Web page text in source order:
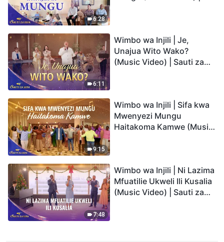
6:28
6:11
Wimbo wa Injili | Je,
Unajua Wito Wako?
(Music Video) | Sauti za
9:15
Wimbo wa Injili | Sifa kwa
Mwenyezi Mungu
Haitakoma Kamwe (Music
7:48
Wimbo wa Injili | Ni Lazima
Mfuatilie Ukweli Ili Kusalia
(Music Video) | Sauti za